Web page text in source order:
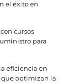
el éxito en
cursos
para
eficiencia en
que optimizan la